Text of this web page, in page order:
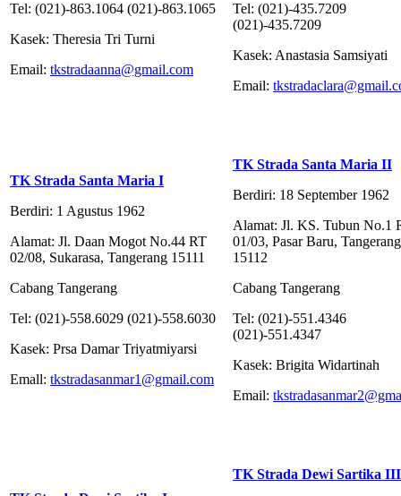
Tel: (021)-863.1064 (021)-863.1065
Kasek: Theresia Tri Turni
Email: tkstradaanna@gmail.com
Tel: (021)-435.7209
(021)-435.7209
Kasek: Anastasia Samsiyati
Email:
TK Strada Santa Maria I
Berdiri: 1 Agustus 1962
Alamat: Jl. Daan Mogot No.44 RT
02/08, Sukarasa, Tangerang 15111
Cabang Tangerang
Tel: (021)-558.6029 (021)-558.6030
Kasek: Prsa Damar Triyatmiyarsi
Emall: tkstradasanmar1@gmail.com
TK Strada Santa Maria II
Berdiri: 18 September 1962
Alamat: Jl. KS. Tubun No.1
01/03, Pasar Baru, Tangerang
15112
Cabang Tangerang
Tel: (021)-551.4346
(021)-551.4347
Kasek: Brigita Widartinah
Email:
TK Strada Dewi Sartika III